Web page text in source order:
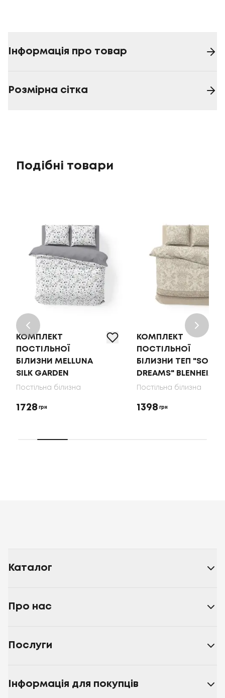
Інформація про товар
Розмірна сітка
Подібні товари
КОМПЛЕКТ
ПОСТІЛЬНОЇ
БІЛИЗНИ MELLUNA
SILK GARDEN
Постільна білизна
1728 грн
КОМПЛЕКТ
ПОСТІЛЬНОЇ
БІЛИЗНИ ТЕП "SOFT
DREAMS" BLENHEIM
Постільна білизна
1398 грн
Каталог
Про нас
Послуги
Інформація для покупців